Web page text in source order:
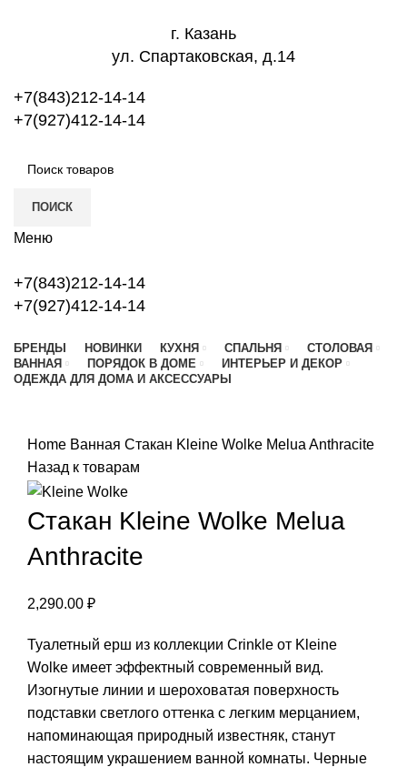
г. Казань
ул. Спартаковская, д.14
+7(843)212-14-14
+7(927)412-14-14
ПОИСК
Меню
+7(843)212-14-14
+7(927)412-14-14
БРЕНДЫ НОВИНКИ КУХНЯ СПАЛЬНЯ
СТОЛОВАЯ
ВАННАЯ
ПОРЯДОК В ДОМЕ
ИНТЕРЬЕР И ДЕКОР
ОДЕЖДА ДЛЯ ДОМА И АКСЕССУАРЫ
Home Ванная Стакан Kleine Wolke Melua Anthracite
Назад к товарам
Стакан Kleine Wolke Melua
Anthracite
2,290.00 ₽
Туалетный ерш из коллекции Crinkle от Kleine
Wolke имеет эффектный современный вид.
Изогнутые линии и шероховатая поверхность
подставки светлого оттенка с легким мерцанием,
напоминающая природный известняк, станут
настоящим украшением ванной комнаты. Черные